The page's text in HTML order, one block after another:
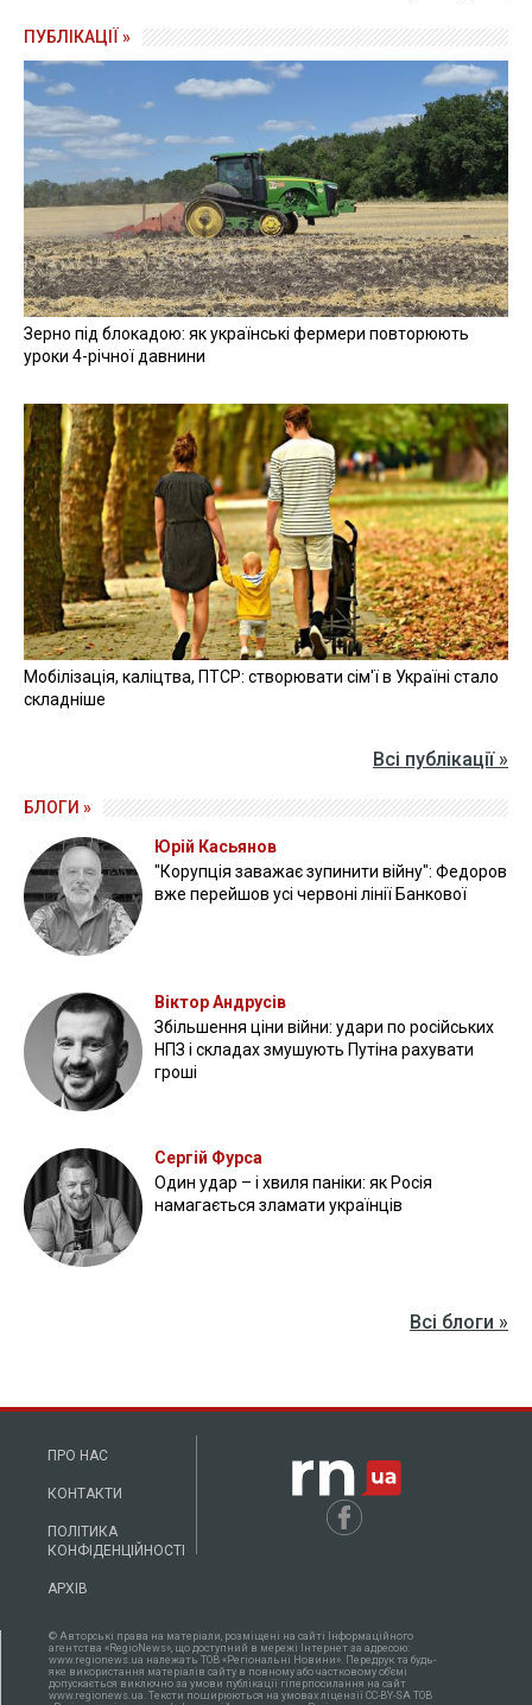
районних лікарень.
Прийняття рішення уряду дозволить
виділити Міністерству охорони здоров’я
кошти для закупівлі обладнання для
приймальних відділень опорних закладів
охорони здоров’я у госпітальних округах.
Мова йде про районні лікарні", -
повідомляє урядовий портал.
Мова йде про закупівлю комп’ютерних томографів,
ангіографів та ендоскопічного обладнання.
Нагадаємо,Шмигаль заявив, що гроші для
постраждалих від пожеж на Луганщині виділять із
резервного фонду
КАБМІН РОЗВИТОК БЮДЖЕТ ЗАСІДАННЯ ДЕНІС ШМИГАЛЬ
РЕГІОНИ
Кабінет міністрів призначив нового мовного омбудсмена
Кабінет міністрів заборонив роботу нічних клубів після 23
години вечора
08 липня 2020, 15:41
Шмигаль: Гроші для постраждалих від пожеж на Луганщині
виділять із резервного фонду
08 липня 2020, 15:22
ВІДЕО »
27 квітня 2026
ліквідацію групи окупантів
20 квітня 2026